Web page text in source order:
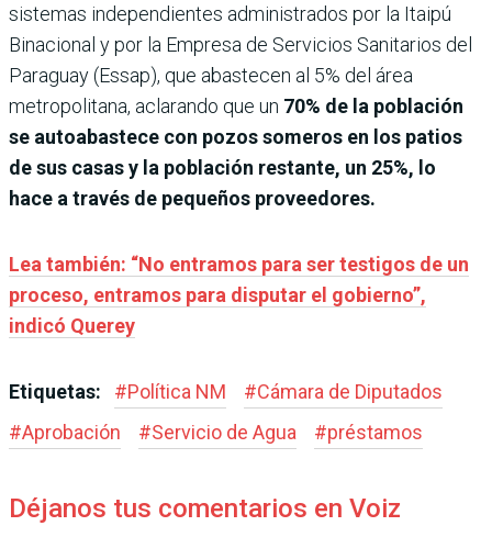
sistemas independientes administrados por la Itaipú
Binacional y por la Empresa de Servicios Sanitarios del
Paraguay (Essap), que abastecen al 5% del área
metropolitana, aclarando que un 70% de la población
se autoabastece con pozos someros en los patios
de sus casas y la población restante, un 25%, lo
hace a través de pequeños proveedores.
Lea también: “No entramos para ser testigos de un
proceso, entramos para disputar el gobierno”,
indicó Querey
Etiquetas: #Política NM #Cámara de Diputados
#Aprobación #Servicio de Agua #préstamos
Déjanos tus comentarios en Voiz